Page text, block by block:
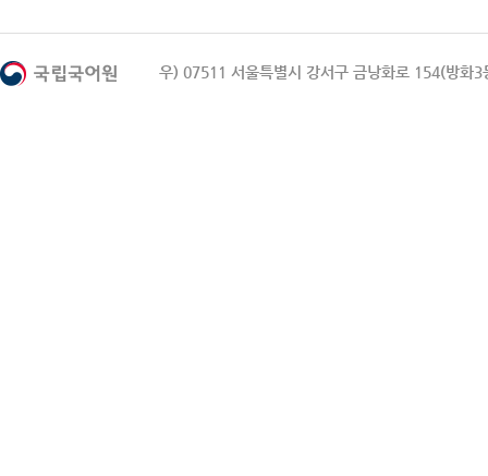
우) 07511 서울특별시 강서구 금낭화로 154(방화3